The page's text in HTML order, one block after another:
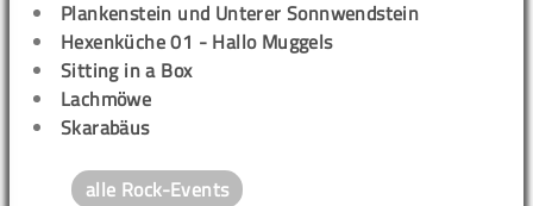
Plankenstein und Unterer Sonnwendstein
Hexenküche 01 - Hallo Muggels
Sitting in a Box
Lachmöwe
Skarabäus
alle Rock-Events